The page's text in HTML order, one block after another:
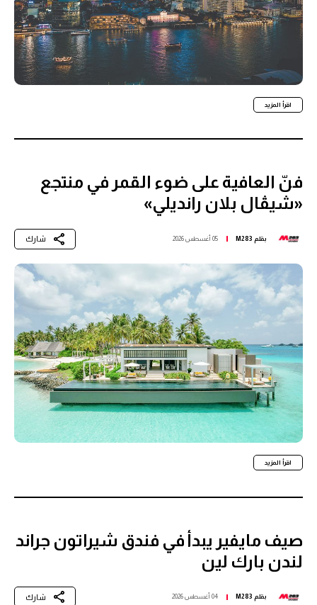
اقرأ المزيد
فنّ العافية على ضوء القمر في منتجع
«شيڤال بلان رانديلي»
بقلم M283 05 أغسطس 2026 شارك
اقرأ المزيد
صيف مايفير يبدأ في فندق شيراتون جراند
لندن بارك لين
بقلم M283 04 أغسطس 2026 شارك